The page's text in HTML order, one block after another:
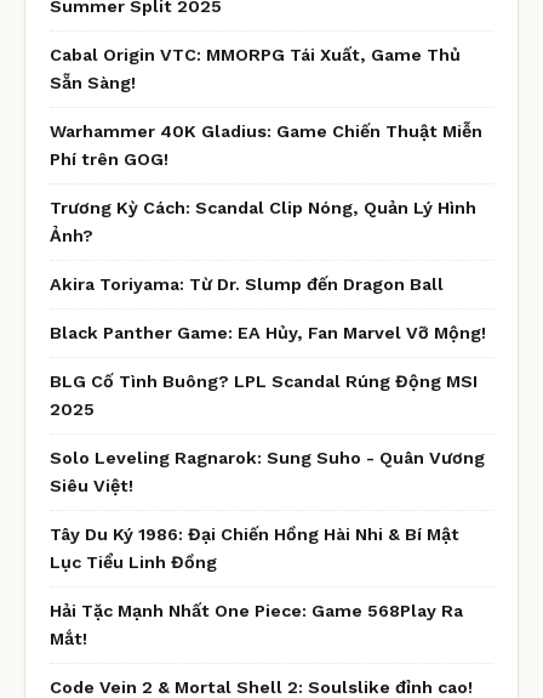
Summer Split 2025
Cabal Origin VTC: MMORPG Tái Xuất, Game Thủ
Sẵn Sàng!
Warhammer 40K Gladius: Game Chiến Thuật Miễn
Phí trên GOG!
Trương Kỳ Cách: Scandal Clip Nóng, Quản Lý Hình
Ảnh?
Akira Toriyama: Từ Dr. Slump đến Dragon Ball
Black Panther Game: EA Hủy, Fan Marvel Vỡ Mộng!
BLG Cố Tình Buông? LPL Scandal Rúng Động MSI
2025
Solo Leveling Ragnarok: Sung Suho - Quân Vương
Siêu Việt!
Tây Du Ký 1986: Đại Chiến Hồng Hài Nhi & Bí Mật
Lục Tiểu Linh Đồng
Hải Tặc Mạnh Nhất One Piece: Game 568Play Ra
Mắt!
Code Vein 2 & Mortal Shell 2: Soulslike đỉnh cao!